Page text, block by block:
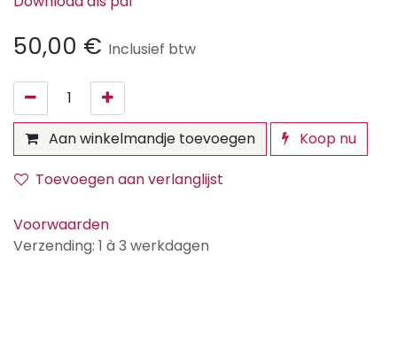
50,00 € Inclusief btw
Aan winkelmandje toevoegen
Koop nu
Toevoegen aan verlanglijst
Voorwaarden
Verzending: 1 à 3 werkdagen